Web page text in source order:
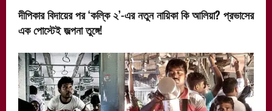
দীপিকার বিদায়ের পর ‘কল্কি ২’-এর নতুন নায়িকা কি আলিয়া? প্রভাসের
এক পোস্টেই জল্পনা তুঙ্গে!